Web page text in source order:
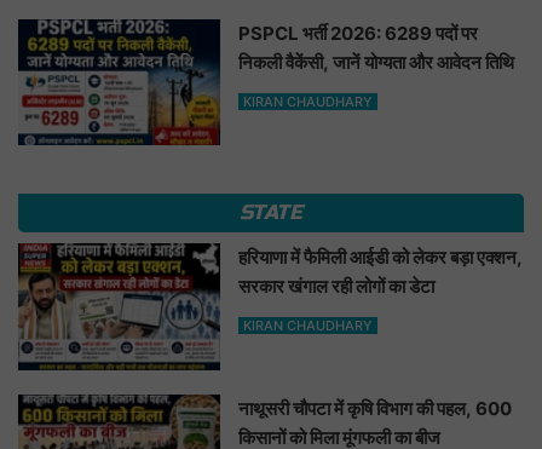
PSPCL भर्ती 2026: 6289 पदों पर
निकली वैकेंसी, जानें योग्यता और आवेदन तिथि
KIRAN CHAUDHARY
STATE
हरियाणा में फैमिली आईडी को लेकर बड़ा एक्शन,
सरकार खंगाल रही लोगों का डेटा
KIRAN CHAUDHARY
नाथूसरी चौपटा में कृषि विभाग की पहल, 600
किसानों को मिला मूंगफली का बीज